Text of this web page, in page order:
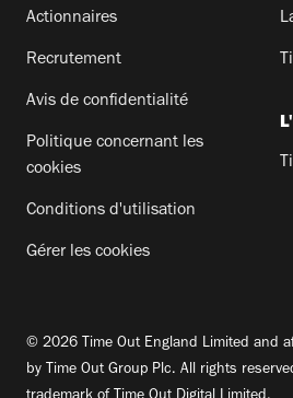
Actionnaires
Recrutement
Avis de confidentialité
Politique concernant les
cookies
Conditions d'utilisation
Gérer les cookies
© 2026 Time Out England Limited and
by Time Out Group Plc. All rights